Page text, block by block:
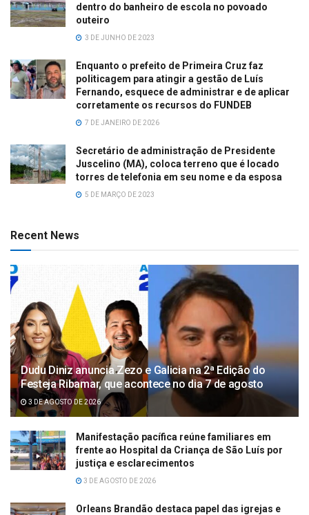
dentro do banheiro de escola no povoado
outeiro
3 DE JUNHO DE 2023
Enquanto o prefeito de Primeira Cruz faz
politicagem para atingir a gestão de Luís
Fernando, esquece de administrar e de aplicar
corretamente os recursos do FUNDEB
7 DE JANEIRO DE 2026
Secretário de administração de Presidente
Juscelino (MA), coloca terreno que é locado
torres de telefonia em seu nome e da esposa
5 DE MARÇO DE 2023
Recent News
Dudu Diniz anuncia Zezo e Galicia na 2ª Edição do
Festeja Ribamar, que acontece no dia 7 de agosto
3 DE AGOSTO DE 2026
Manifestação pacífica reúne familiares em
frente ao Hospital da Criança de São Luís por
justiça e esclarecimentos
3 DE AGOSTO DE 2026
Orleans Brandão destaca papel das igrejas e